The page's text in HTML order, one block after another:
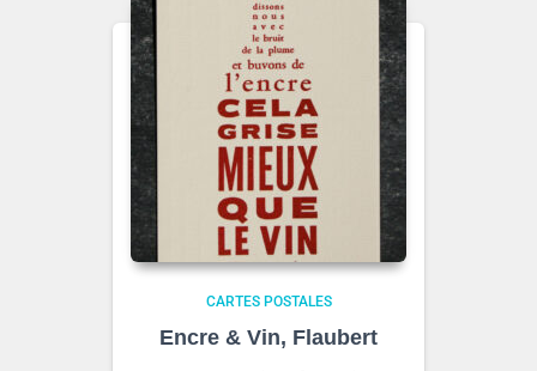
CARTES POSTALES
Encre & Vin, Flaubert